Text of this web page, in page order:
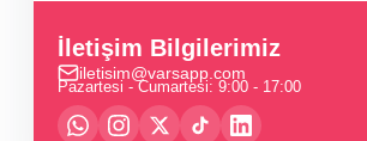
İletişim Bilgilerimiz
iletisim@varsapp.com
Pazartesi - Cumartesi: 9:00 - 17:00